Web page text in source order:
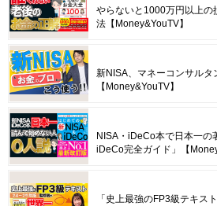
やらないと1000万円以上の
法【Money&YouTV】
新NISA、マネーコンサルタ
【Money&YouTV】
NISA・iDeCo本で日本一の
iDeCo完全ガイド」【
「史上最強のFP3級テキス